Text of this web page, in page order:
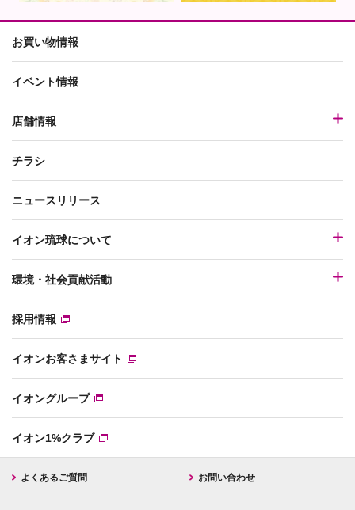
お買い物情報
イベント情報
店舗情報
チラシ
ニュースリリース
イオン琉球について
環境・社会貢献活動
採用情報
イオンお客さまサイト
イオングループ
イオン1%クラブ
よくあるご質問 お問い合わせ